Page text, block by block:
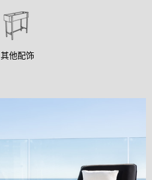
其他配饰